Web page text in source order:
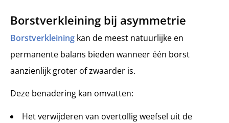
Borstverkleining bij asymmetrie
Borstverkleining kan de meest natuurlijke en
permanente balans bieden wanneer één borst
aanzienlijk groter of zwaarder is.
Deze benadering kan omvatten:
Het verwijderen van overtollig weefsel uit de